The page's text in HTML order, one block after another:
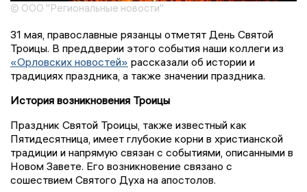
© ООО "Региональные новости"
31 мая, православные рязанцы отметят День Святой
Троицы. В преддверии этого события наши коллеги из
«Орловских новостей» рассказали об истории и
традициях праздника, а также значении праздника.
История возникновения Троицы
Праздник Святой Троицы, также известный как
Пятидесятница, имеет глубокие корни в христианской
традиции и напрямую связан с событиями, описанными в
Новом Завете. Его возникновение связано с
сошествием Святого Духа на апостолов.